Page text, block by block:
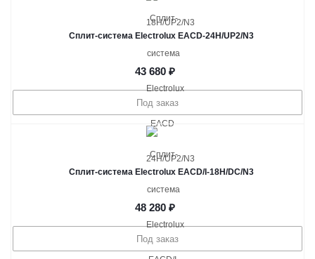
Сплит-система Electrolux EACD-24H/UP2/N3
43 680 ₽
Под заказ
Сплит-система Electrolux EACD/I-18H/DC/N3
48 280 ₽
Под заказ